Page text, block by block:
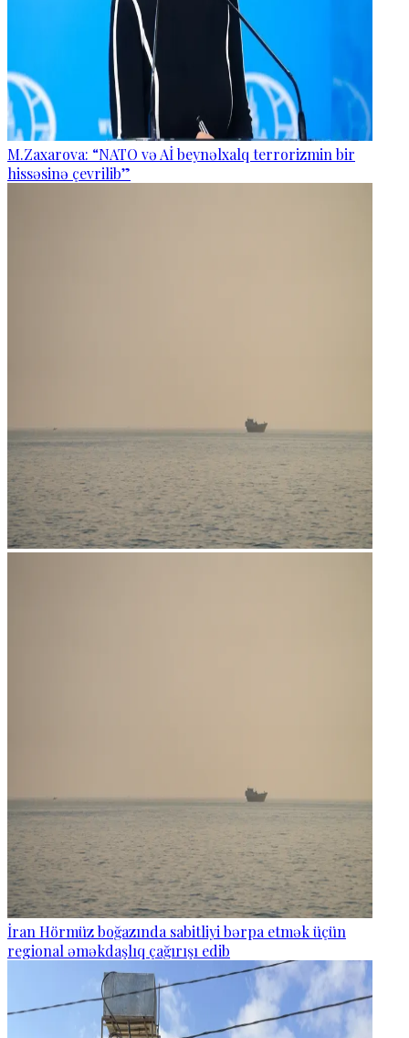
M.Zaxarova: “NATO və Aİ beynəlxalq terrorizmin bir
hissəsinə çevrilib”
İran Hörmüz boğazında sabitliyi bərpa etmək üçün
regional əməkdaşlıq çağırışı edib